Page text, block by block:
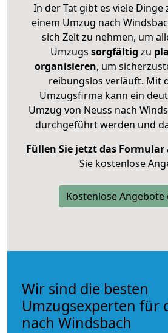
In der Tat gibt es viele Dinge
einem Umzug nach
sich Zeit zu nehmen, um
Umzugs sorgfältig zu
organisieren, um
reibungslos verläuft. Mit
Umzugsfirma kann ein
Umzug von Neuss nach
durchgeführt werden und
Füllen Sie jetzt das Formular
Sie kostenlose
Kostenlose Angebote
Wir sind die besten
Umzugsexperten für
nach Windsbach